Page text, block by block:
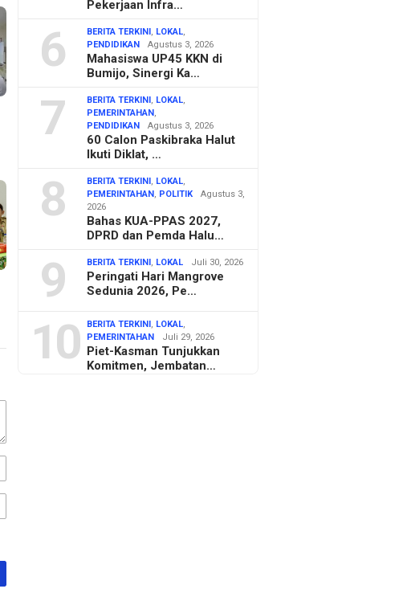
Pekerjaan Infra…
6 BERITA TERKINI , LOKAL,
PENDIDIKAN
Agustus 3, 2026
Mahasiswa UP45 KKN di
Bumijo, Sinergi Ka…
7 BERITA TERKINI , LOKAL,
PEMERINTAHAN ,
PENDIDIKAN
Agustus 3, 2026
60 Calon Paskibraka Halut
Ikuti Diklat, …
8 BERITA TERKINI , LOKAL,
PEMERINTAHAN , POLITIK
Agustus 3,
2026
Bahas KUA-PPAS 2027,
DPRD dan Pemda Halu…
9 BERITA TERKINI , LOKAL Juli 30, 2026
Peringati Hari Mangrove
Sedunia 2026, Pe…
10 BERITA TERKINI , LOKAL,
PEMERINTAHAN
Juli 29, 2026
Piet-Kasman Tunjukkan
Komitmen, Jembatan…